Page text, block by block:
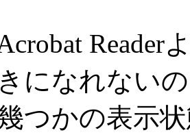
Reader
になれない
つかの表示